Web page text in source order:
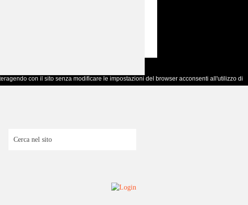
con il sito senza modificare le impostazioni del browser acconsenti all'utilizzo di